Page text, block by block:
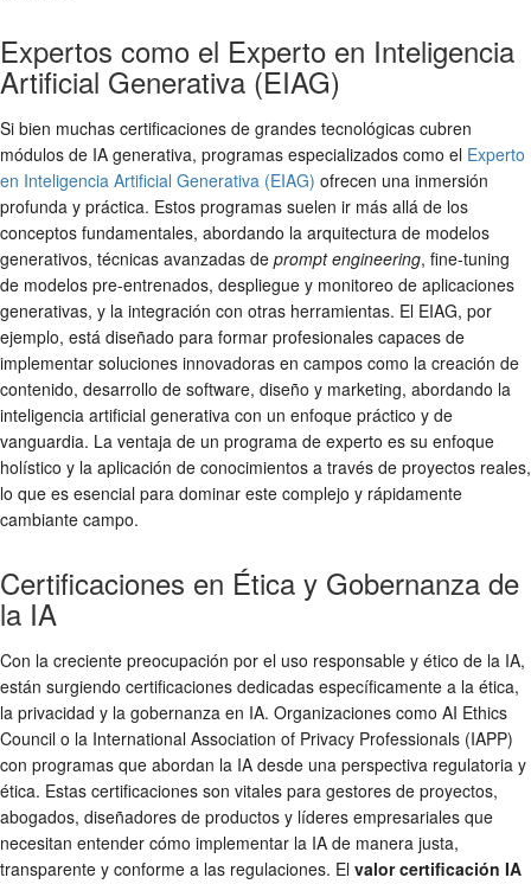
Expertos como el Experto en Inteligencia
Artificial Generativa (EIAG)
Si bien muchas certificaciones de grandes tecnológicas cubren
módulos de IA generativa, programas especializados como el Experto
en Inteligencia Artificial Generativa (EIAG) ofrecen una inmersión
profunda y práctica. Estos programas suelen ir más allá de los
conceptos fundamentales, abordando la arquitectura de modelos
generativos, técnicas avanzadas de prompt engineering, fine-tuning
de modelos pre-entrenados, despliegue y monitoreo de aplicaciones
generativas, y la integración con otras herramientas. El EIAG, por
ejemplo, está diseñado para formar profesionales capaces de
implementar soluciones innovadoras en campos como la creación de
contenido, desarrollo de software, diseño y marketing, abordando la
inteligencia artificial generativa con un enfoque práctico y de
vanguardia. La ventaja de un programa de experto es su enfoque
holístico y la aplicación de conocimientos a través de proyectos reales,
lo que es esencial para dominar este complejo y rápidamente
cambiante campo.
Certificaciones en Ética y Gobernanza de
la IA
Con la creciente preocupación por el uso responsable y ético de la IA,
están surgiendo certificaciones dedicadas específicamente a la ética,
la privacidad y la gobernanza en IA. Organizaciones como AI Ethics
Council o la International Association of Privacy Professionals (IAPP)
con programas que abordan la IA desde una perspectiva regulatoria y
ética. Estas certificaciones son vitales para gestores de proyectos,
abogados, diseñadores de productos y líderes empresariales que
necesitan entender cómo implementar la IA de manera justa,
transparente y conforme a las regulaciones. El valor certificación IA